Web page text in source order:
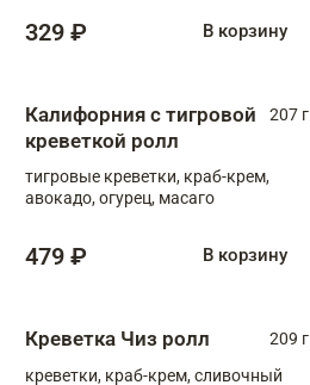
329 ₽ В корзину
Калифорния с тигровой
креветкой ролл
207 г
тигровые креветки, краб-крем,
авокадо, огурец, масаго
479 ₽ В корзину
Креветка Чиз ролл
209 г
креветки, краб-крем, сливочный